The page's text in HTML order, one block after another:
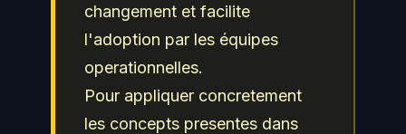
changement et facilite
l'adoption par les équipes
operationnelles.
Pour appliquer concretement
les concepts presentes dans